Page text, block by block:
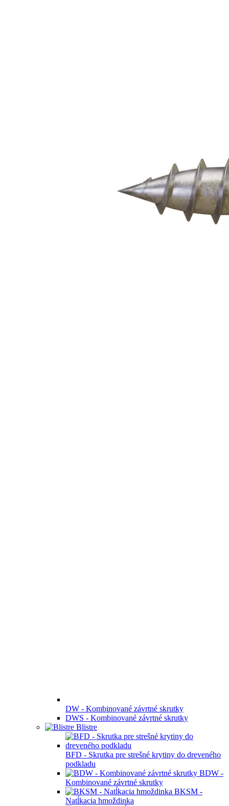
DW - Kombinované závrtné skrutky
DWS - Kombinované závrtné skrutky
Blistre
BFD - Skrutka pre strešné krytiny do dreveného
podkladu
BDW -
Kombinované závrtné skrutky
BKSM -
Natĺkacia hmoždinka